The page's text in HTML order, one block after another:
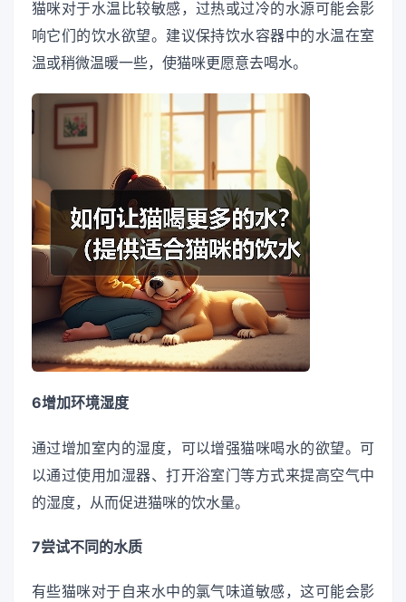
猫咪对于水温比较敏感，过热或过冷的水源可能会影
响它们的饮水欲望。建议保持饮水容器中的水温在室
温或稍微温暖一些，使猫咪更愿意去喝水。
6增加环境湿度
通过增加室内的湿度，可以增强猫咪喝水的欲望。可
以通过使用加湿器、打开浴室门等方式来提高空气中
的湿度，从而促进猫咪的饮水量。
7尝试不同的水质
有些猫咪对于自来水中的氯气味道敏感，这可能会影